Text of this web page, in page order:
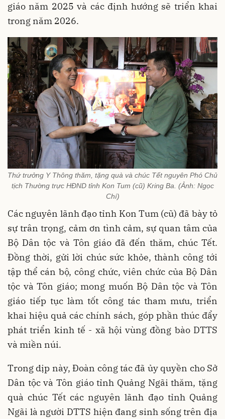
giáo năm 2025 và các định hướng sẽ triển khai
trong năm 2026.
Thứ trưởng Y Thông thăm, tặng quà và chúc Tết nguyên Phó Chủ
tịch Thường trực HĐND tỉnh Kon Tum (cũ) Kring Ba. (Ảnh: Ngọc
Chí)
Các nguyên lãnh đạo tỉnh Kon Tum (cũ) đã bày tỏ
sự trân trọng, cảm ơn tình cảm, sự quan tâm của
Bộ Dân tộc và Tôn giáo đã đến thăm, chúc Tết.
Đồng thời, gửi lời chúc sức khỏe, thành công tới
tập thể cán bộ, công chức, viên chức của Bộ Dân
tộc và Tôn giáo; mong muốn Bộ Dân tộc và Tôn
giáo tiếp tục làm tốt công tác tham mưu, triển
khai hiệu quả các chính sách, góp phần thúc đẩy
phát triển kinh tế - xã hội vùng đồng bào DTTS
và miền núi.
Trong dịp này, Đoàn công tác đã ủy quyền cho Sở
Dân tộc và Tôn giáo tỉnh Quảng Ngãi thăm, tặng
quà chúc Tết các nguyên lãnh đạo tỉnh Quảng
Ngãi là người DTTS hiện đang sinh sống trên địa